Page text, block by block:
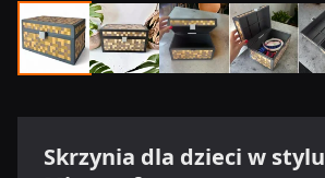
Skrzynia dla dzieci w stylu